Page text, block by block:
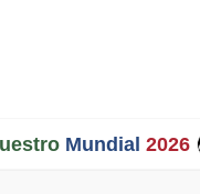
Mundial 2026